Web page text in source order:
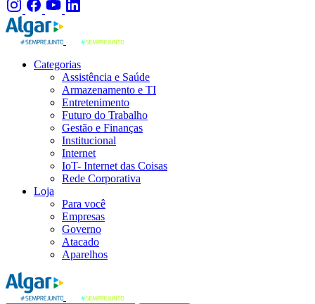
Categorias
Assistência e Saúde
Armazenamento e TI
Entretenimento
Futuro do Trabalho
Gestão e Finanças
Institucional
Internet
IoT- Internet das Coisas
Rede Corporativa
Loja
Para você
Empresas
Governo
Atacado
Aparelhos